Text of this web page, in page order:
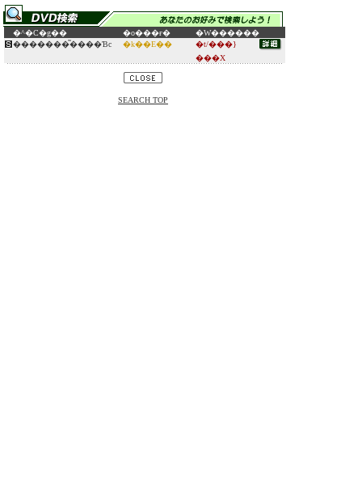
�^�C�g�� �o���ғ�
�W������
�������͂����Ɓc
�k��E��
�t/���}
���X
SEARCH TOP